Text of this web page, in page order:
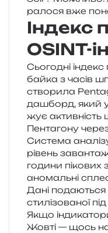
ра­ло­ся вже
Індекс
OSINT-
Сьогодні
байка з часів
ство­ри­ла
даш­борд, який
жує актив­ність
Пентагону
Система
рівень
годи­ни піко­вих
ано­маль­ні
Дані пода­ю­ться
сти­лі­зо­ва­ної
Якщо
Жовті — щось